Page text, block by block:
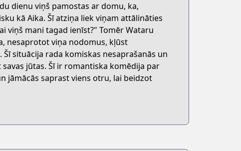
dienu viņš pamostas ar domu, ka,
kā Aika. Šī atziņa liek viņam attālināties
viņš mani tagad ienīst?" Tomēr Wataru
nesaprotot viņa nodomus, kļūst
situācija rada komiskas nesaprašanās un
jūtas. Šī ir romantiska komēdija par
jāmācās saprast viens otru, lai beidzot